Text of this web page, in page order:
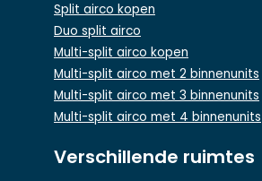
Split airco kopen
Duo split airco
Multi-split airco kopen
Multi-split airco met 2 binnenunits
Multi-split airco met 3 binnenunits
Multi-split airco met 4 binnenunits
Verschillende ruimtes